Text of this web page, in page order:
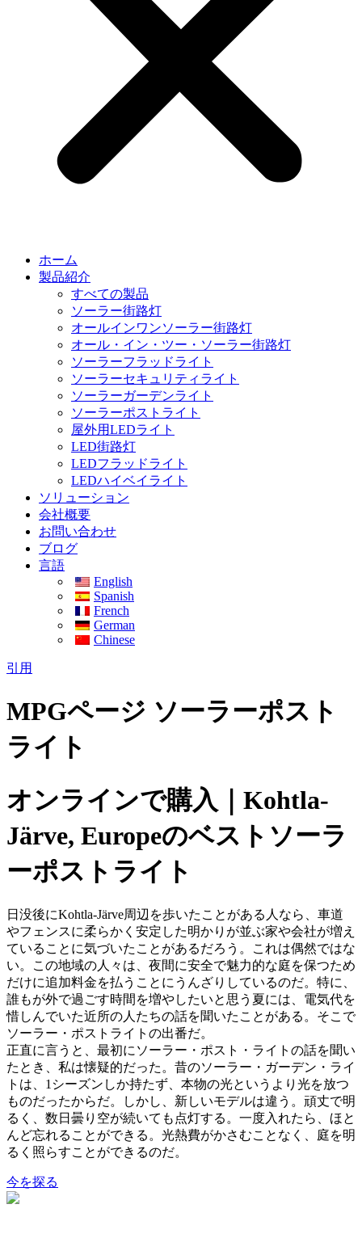
ホーム
製品紹介
すべての製品
ソーラー街路灯
オールインワンソーラー街路灯
オール・イン・ツー・ソーラー街路灯
ソーラーフラッドライト
ソーラーセキュリティライト
ソーラーガーデンライト
ソーラーポストライト
屋外用LEDライト
LED街路灯
LEDフラッドライト
LEDハイベイライト
ソリューション
会社概要
お問い合わせ
ブログ
言語
English
Spanish
French
German
Chinese
引用
MPGページ ソーラーポスト
ライト
オンラインで購入｜Kohtla-
Järve, Europeのベストソーラ
ーポストライト
日没後にKohtla-Järve周辺を歩いたことがある人なら、車道
やフェンスに柔らかく安定した明かりが並ぶ家や会社が増え
ていることに気づいたことがあるだろう。これは偶然ではな
い。この地域の人々は、夜間に安全で魅力的な庭を保つため
だけに追加料金を払うことにうんざりしているのだ。特に、
誰もが外で過ごす時間を増やしたいと思う夏には、電気代を
惜しんでいた近所の人たちの話を聞いたことがある。そこで
ソーラー・ポストライトの出番だ。
正直に言うと、最初にソーラー・ポスト・ライトの話を聞い
たとき、私は懐疑的だった。昔のソーラー・ガーデン・ライ
トは、1シーズンしか持たず、本物の光というより光を放つ
ものだったからだ。しかし、新しいモデルは違う。頑丈で明
るく、数日曇り空が続いても点灯する。一度入れたら、ほと
んど忘れることができる。光熱費がかさむことなく、庭を明
るく照らすことができるのだ。
今を探る